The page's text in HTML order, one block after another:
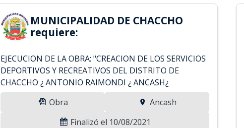
MUNICIPALIDAD DE CHACCHO
requiere:
EJECUCION DE LA OBRA: "CREACION DE LOS SERVICIOS
DEPORTIVOS Y RECREATIVOS DEL DISTRITO DE
CHACCHO ¿ ANTONIO RAIMONDI ¿ ANCASH¿
Obra
Ancash
Finalizó el 10/08/2021